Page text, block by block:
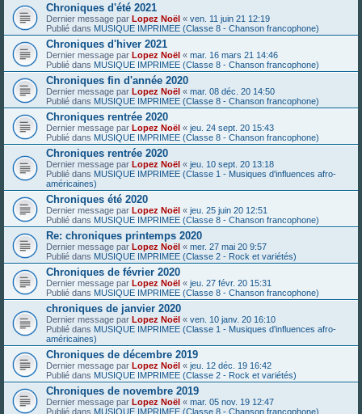
Chroniques d'été 2021
Dernier message par Lopez Noël « ven. 11 juin 21 12:19
Publié dans MUSIQUE IMPRIMEE (Classe 8 - Chanson francophone)
Chroniques d'hiver 2021
Dernier message par Lopez Noël « mar. 16 mars 21 14:46
Publié dans MUSIQUE IMPRIMEE (Classe 8 - Chanson francophone)
Chroniques fin d'année 2020
Dernier message par Lopez Noël « mar. 08 déc. 20 14:50
Publié dans MUSIQUE IMPRIMEE (Classe 8 - Chanson francophone)
Chroniques rentrée 2020
Dernier message par Lopez Noël « jeu. 24 sept. 20 15:43
Publié dans MUSIQUE IMPRIMEE (Classe 8 - Chanson francophone)
Chroniques rentrée 2020
Dernier message par Lopez Noël « jeu. 10 sept. 20 13:18
Publié dans MUSIQUE IMPRIMEE (Classe 1 - Musiques d'influences afro-
américaines)
Chroniques été 2020
Dernier message par Lopez Noël « jeu. 25 juin 20 12:51
Publié dans MUSIQUE IMPRIMEE (Classe 8 - Chanson francophone)
Re: chroniques printemps 2020
Dernier message par Lopez Noël « mer. 27 mai 20 9:57
Publié dans MUSIQUE IMPRIMEE (Classe 2 - Rock et variétés)
Chroniques de février 2020
Dernier message par Lopez Noël « jeu. 27 févr. 20 15:31
Publié dans MUSIQUE IMPRIMEE (Classe 8 - Chanson francophone)
chroniques de janvier 2020
Dernier message par Lopez Noël « ven. 10 janv. 20 16:10
Publié dans MUSIQUE IMPRIMEE (Classe 1 - Musiques d'influences afro-
américaines)
Chroniques de décembre 2019
Dernier message par Lopez Noël « jeu. 12 déc. 19 16:42
Publié dans MUSIQUE IMPRIMEE (Classe 2 - Rock et variétés)
Chroniques de novembre 2019
Dernier message par Lopez Noël « mar. 05 nov. 19 12:47
Publié dans MUSIQUE IMPRIMEE (Classe 8 - Chanson francophone)